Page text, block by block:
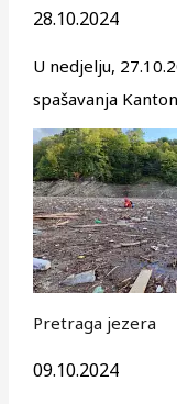
28.10.2024
U nedjelju,
spašavanja
Pretraga jezera
09.10.2024